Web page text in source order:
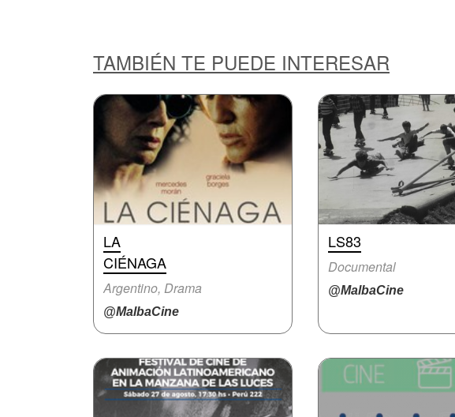
TAMBIÉN TE PUEDE INTERESAR
LA
CIÉNAGA
Argentino, Drama
@MalbaCine
LS83
Documental
@MalbaCine